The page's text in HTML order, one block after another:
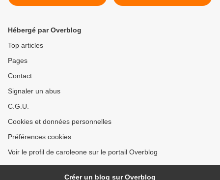
Hébergé par Overblog
Top articles
Pages
Contact
Signaler un abus
C.G.U.
Cookies et données personnelles
Préférences cookies
Voir le profil de caroleone sur le portail Overblog
Créer un blog sur Overblog